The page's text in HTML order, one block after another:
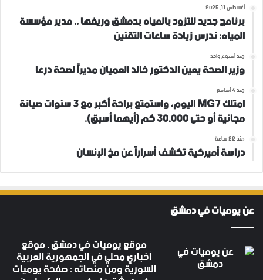
أغسطس 11, 2025
برنامج جديد للتزود بالمياه بدمشق وريفها .. مدير مؤسسة
المياه: ندرس زيادة ساعات التقنين
منذ أسبوع واحد
وزير الصحة يعين الدكتور خالد العميان مديراً لصحة درعا
منذ 4 أسابيع
امتلك MG7 اليوم، واستمتع براحة أكبر مع 3 سنوات صيانة
مجانية أو حتى 30,000 كم (أيهما أسبق).
منذ 22 ساعة
دراسة أميركية تكشف أسراراً عن مخ الإنسان
عن يوميات في دمشق
موقع يوميات في دمشق , موقع
أخباري محلي في الجمهورية العربية
السورية ومن منصاته : صفحة يوميات